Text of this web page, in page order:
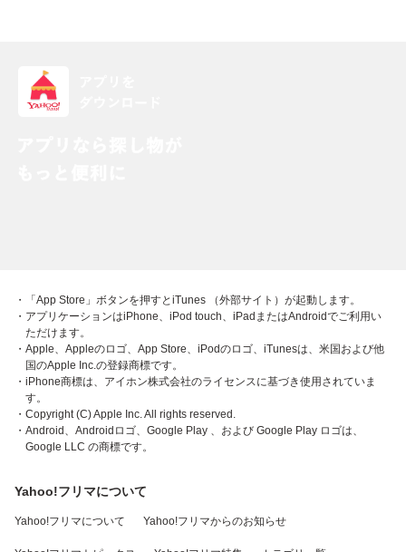
・「App Store」ボタンを押すとiTunes （外部サイト）が起動します。
・アプリケーションはiPhone、iPod touch、iPadまたはAndroidでご利用い
ただけます。
・Apple、Appleのロゴ、App Store、iPodのロゴ、iTunesは、米国および他
国のApple Inc.の登録商標です。
・iPhone商標は、アイホン株式会社のライセンスに基づき使用されていま
す。
・Copyright (C) Apple Inc. All rights reserved.
・Android、Androidロゴ、Google Play 、および Google Play ロゴは、
Google LLC の商標です。
Yahoo!フリマについて
Yahoo!フリマについて Yahoo!フリマからのお知らせ